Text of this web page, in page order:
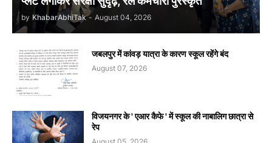
by KhabarAbhiTak - August 04, 2026
जबलपुर में कांवड़ यात्रा के कारण स्कूल रहेंगे बंद
August 07, 2026
विजयनगर के ' एआर कैफे ' में स्कूल की नाबालिग छात्रा से
रेप